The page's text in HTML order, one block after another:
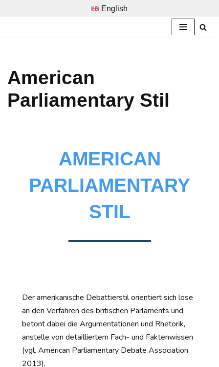
English
American
Parliamentary Stil
AMERICAN
PARLIAMENTARY
STIL
Der amerikanische Debattierstil orientiert sich lose
an den Verfahren des britischen Parlaments und
betont dabei die Argumentationen und Rhetorik,
anstelle von detailliertem Fach- und Faktenwissen
(vgl. American Parliamentary Debate Association
2013).